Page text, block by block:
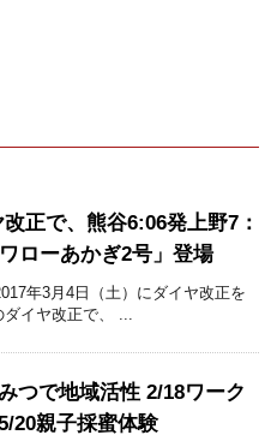
正で、熊谷6:06発上野7：
ローあかぎ2号」登場
年3月4日（土）にダイヤ改正を
イヤ改正で、 ...
つで地域活性 2/18ワーク
20親子採蜜体験